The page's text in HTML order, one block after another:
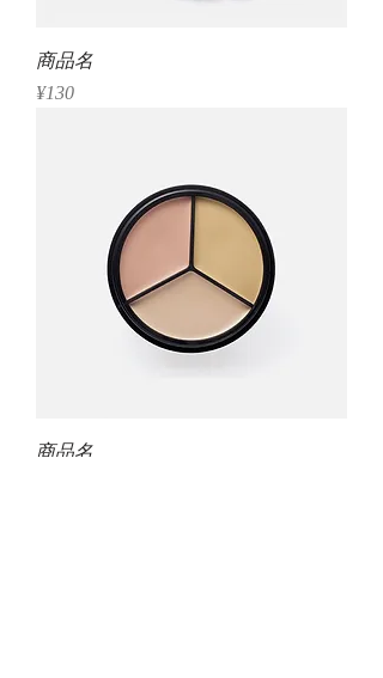
商品名
Price
¥130
商品名